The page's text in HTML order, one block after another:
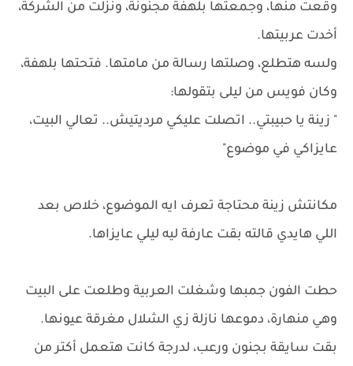
وقعت منها، وجمعتها بلهفة مجنونة، ونزلت من الشركة،
أخدت عربيتها.
ولسه هتطلع، وصلتها رسالة من مامتها. فتحتها بلهفة،
وكان فويس من ليلى بتقولها:
" زينة يا حبيبتي.. اتصلت عليكي مرديتيش.. تعالي البيت،
عايزاكي في موضوع"
مكانتش زينة محتاجة تعرف ايه الموضوع، خلاص بعد
اللي هايدي قالته بقت عارفة ليه ليلي عايزاها.
حطت الفون جمبها وشغلت العربية وطلعت على البيت
وهي منهارة، دموعها نازلة زي الشلال مغرقة عيونها.
بقت سايقة بجنون ورعب، لدرجة كانت هتعمل أكتر من